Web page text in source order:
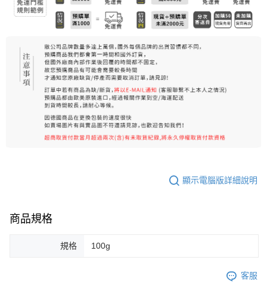
顯示電腦版詳細說明
商品規格
規格 100g
客服